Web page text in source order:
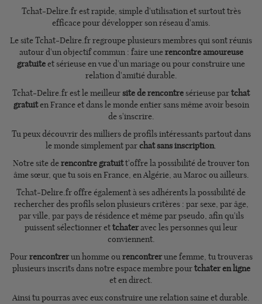
Tchat-Delire.fr est rapide, simple d'utilisation et surtout très
efficace pour développer son réseau d'amis.
Le site Tchat-Delire.fr regroupe plusieurs membres qui sont réunis
autour d'un objectif commun : faire unerencontre amoureuse
gratuiteet sérieuse en vue d'un mariage ou pour construire une
relation d'amitié durable.
Tchat-Delire.fr est le meilleur site de rencontre sérieuse partchat
gratuiten France et dans le monde entier sans même avoir besoin
de s'inscrire.
Tu peux découvrir des milliers de profils intéressants partout dans
le monde simplement parchat sans inscription.
Notre site derencontre gratuitt'offre la possibilité de trouver ton
âme sœur, que tu sois en France, en Algérie, au Maroc ou ailleurs.
Tchat-Delire.fr offre également à ses adhérents la possibilité de
rechercher des profils selon plusieurs critères : par sexe, par âge,
par ville, par pays de résidence et même par pseudo, afin qu'ils
puissent sélectionner ettchateravec les personnes qui leur
conviennent.
Pourrencontrerun homme ourencontrerune femme, tu trouveras
plusieurs inscrits dans notre espace membre pourtchater en ligne
et en direct.
Ainsi tu pourras avec eux construire une relation saine et durable.